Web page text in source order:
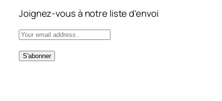
Joignez-vous à notre liste d'envoi